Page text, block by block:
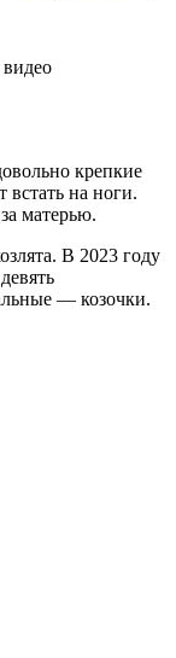
крепкие
на ноги.
матерью.
В 2023 году
— козочки.